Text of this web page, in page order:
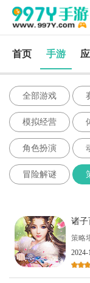
首页 手游
全部游戏
模拟经营
角色扮演
冒险解谜
诸子
策略
2024-